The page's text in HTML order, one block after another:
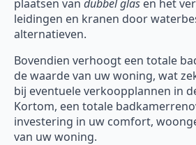
plaatsen van dubbel glas en het
leidingen en kranen door
alternatieven.
Bovendien verhoogt een totale
de waarde van uw woning, wat
bij eventuele verkoopplannen in
Kortom, een totale
investering in uw comfort,
van uw woning.